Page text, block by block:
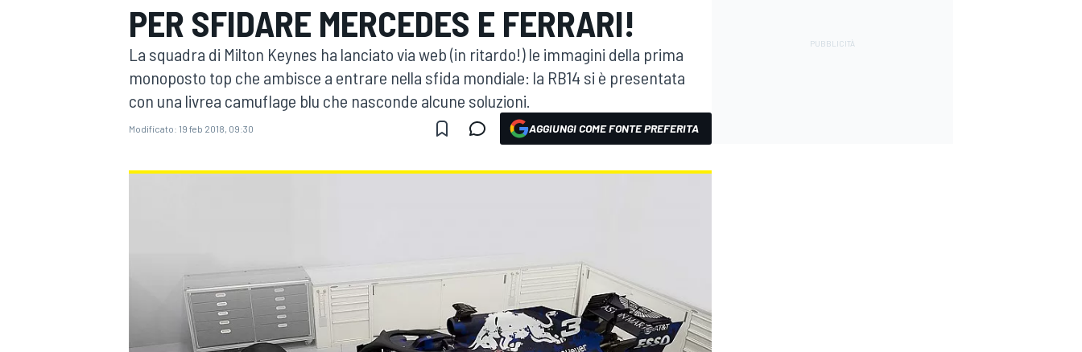
MOTOGP WEC
PER SFIDARE MERCEDES E FERRARI!
La squadra di Milton Keynes ha lanciato via web (in ritardo!) le immagini della prima
monoposto top che ambisce a entrare nella sfida mondiale: la RB14 si è presentata
con una livrea camuflage blu che nasconde alcune soluzioni.
Modificato: 19 feb 2018, 09:30 AGGIUNGI COME FONTE PREFERITA